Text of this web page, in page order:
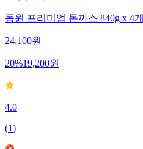
동원 프리미엄 돈까스 840g x 4개
24,100원
20%19,200원
4.0
(1)